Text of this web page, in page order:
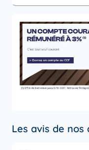
Les avis de nos